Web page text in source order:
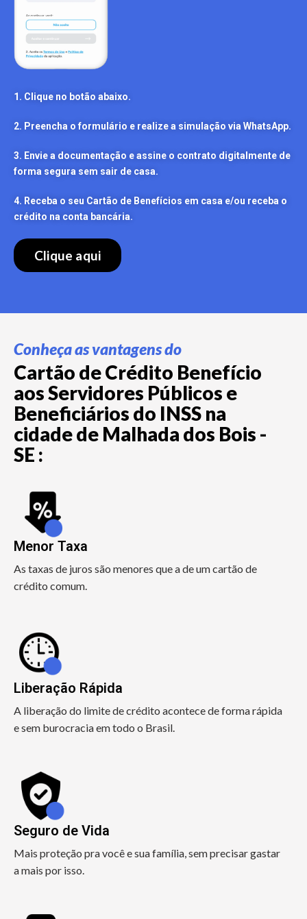
1. Clique no botão abaixo.
2. Preencha o formulário e realize a simulação via WhatsApp.
3. Envie a documentação e assine o contrato digitalmente de
forma segura sem sair de casa.
4. Receba o seu Cartão de Benefícios em casa e/ou receba o
crédito na conta bancária.
Clique aqui
Conheça as vantagens do
Cartão de Crédito Benefício
aos Servidores Públicos e
Beneficiários do INSS na
cidade de Malhada dos Bois -
SE :
Menor Taxa
As taxas de juros são menores que a de um cartão de
crédito comum.
Liberação Rápida
A liberação do limite de crédito acontece de forma rápida
e sem burocracia em todo o Brasil.
Seguro de Vida
Mais proteção pra você e sua família, sem precisar gastar
a mais por isso.